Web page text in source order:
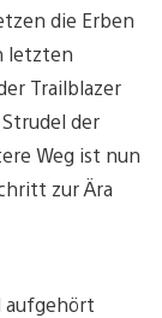
die Erben
letzten
Trailblazer
der
Weg ist nun
zur Ära
aufgehört